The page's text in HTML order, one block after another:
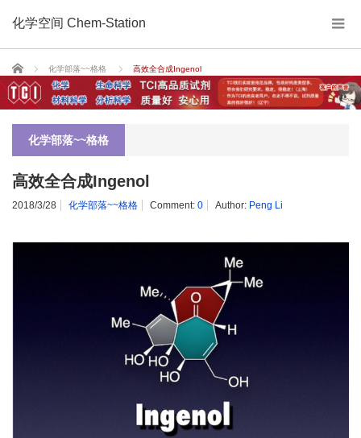
化学空间 Chem-Station
Home 化学部落~~格格 高效全合成Ingenol
化学部落~~格格
高效全合成Ingenol
2018/3/28 化学部落~~格格 Comment: 0 Author: Peng Li